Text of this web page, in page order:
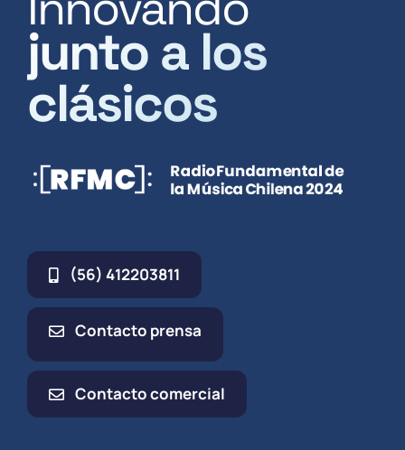
junto a los
clásicos
(56) 412203811
Contacto prensa
Contacto comercial